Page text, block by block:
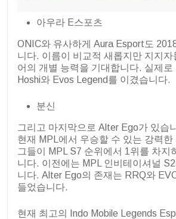
아우라 E스포츠
ONIC와 유사하게 Aura Esport도
니다. 이름이 비교적 새롭지만 지지자
어의 개별 능력을 기대합니다. 실제로
Hoshi와 Evos Legend를 이겼습니다.
분신
그리고 마지막으로 Alter Ego가 있습
현재 MPL에서 우승할 수 있는 강력
그들이 MPL S7 순위에서 1위를 차지
니다. 이전에는 MPL 인비테이셔널
니다. Alter Ego의 존재는 RRQ와
들었습니다.
현재 최고의 Indo Mobile Legends